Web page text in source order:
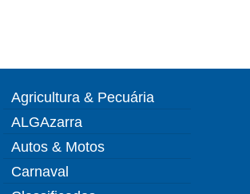
Agricultura & Pecuária
ALGAzarra
Autos & Motos
Carnaval